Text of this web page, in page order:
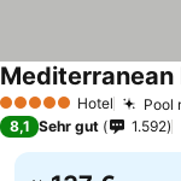
5 Sterne Hotel Pool
Mediterranean
8,1 Sehr gut 1.592